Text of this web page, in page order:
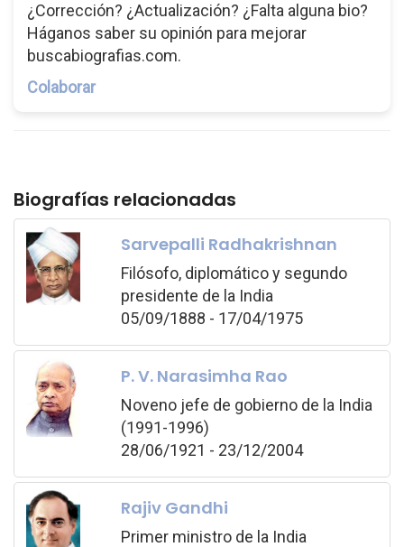
¿Corrección? ¿Actualización? ¿Falta alguna bio?
Háganos saber su opinión para mejorar
buscabiografias.com.
Colaborar
Biografías relacionadas
Sarvepalli Radhakrishnan
Filósofo, diplomático y segundo
presidente de la India
05/09/1888 - 17/04/1975
P. V. Narasimha Rao
Noveno jefe de gobierno de la India
(1991-1996)
28/06/1921 - 23/12/2004
Rajiv Gandhi
Primer ministro de la India